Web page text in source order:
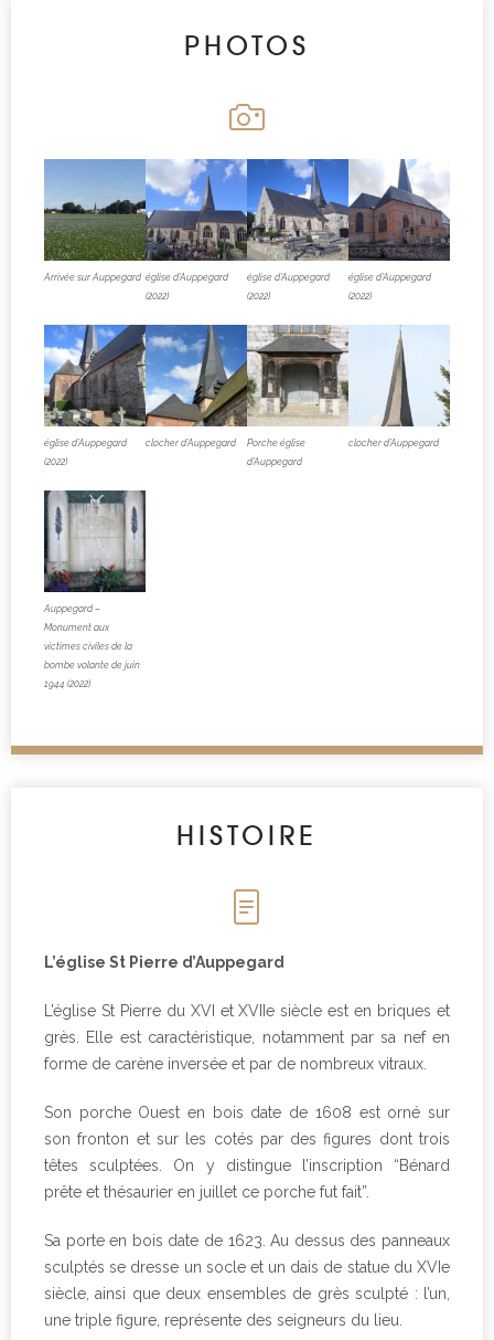
PHOTOS
Arrivée sur Auppegard église d’Auppegard
(2022)
église d’Auppegard
(2022)
église d’Auppegard
(2022)
église d’Auppegard
(2022)
clocher d’Auppegard
Porche église
d’Auppegard
clocher d’Auppegard
Auppegard –
Monument aux
victimes civiles de la
bombe volante de juin
1944 (2022)
HISTOIRE
L’église St Pierre d’Auppegard
L’église St Pierre du XVI et XVIIe siècle est en briques et
grès. Elle est caractéristique, notamment par sa nef en
forme de carène inversée et par de nombreux vitraux.
Son porche Ouest en bois date de 1608 est orné sur
son fronton et sur les cotés par des figures dont trois
têtes sculptées. On y distingue l’inscription “Bénard
prête et thésaurier en juillet ce porche fut fait”.
Sa porte en bois date de 1623. Au dessus des panneaux
sculptés se dresse un socle et un dais de statue du XVIe
siècle, ainsi que deux ensembles de grès sculpté : l’un,
une triple figure, représente des seigneurs du lieu.